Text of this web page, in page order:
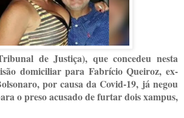
de Justiça), que concedeu nesta
domiciliar para Fabrício Queiroz, ex-
por causa da Covid-19, já negou
o preso acusado de furtar dois xampus,